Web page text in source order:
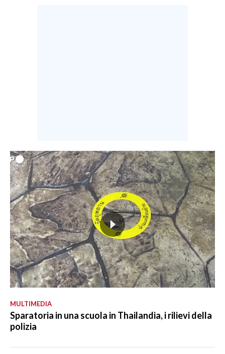
MULTIMEDIA
Sparatoria in una scuola in Thailandia, i rilievi della
polizia